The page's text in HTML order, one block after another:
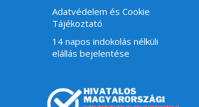
Adatvédelem és Cookie
Tájékoztató
14 napos indokolás nélküli
elállás bejelentése